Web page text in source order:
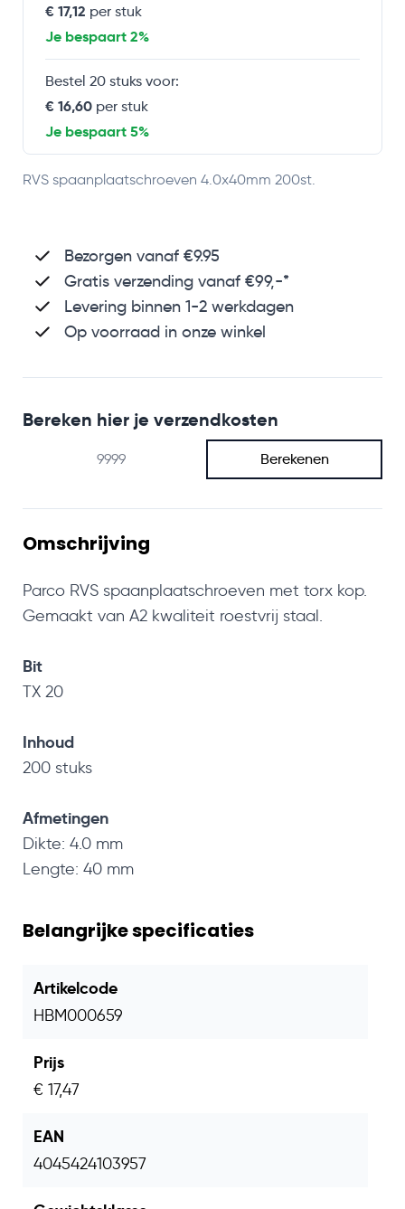
€ 17,12 per stuk
Je bespaart 2%
Bestel 20 stuks voor:
€ 16,60 per stuk
Je bespaart 5%
RVS spaanplaatschroeven 4.0x40mm 200st.
Bezorgen vanaf €9.95
Gratis verzending vanaf €99,-*
Levering binnen 1-2 werkdagen
Op voorraad in onze winkel
Bereken hier je verzendkosten
Berekenen
Omschrijving
Parco RVS spaanplaatschroeven met torx kop.
Gemaakt van A2 kwaliteit roestvrij staal.
Bit
TX 20
Inhoud
200 stuks
Afmetingen
Dikte: 4.0 mm
Lengte: 40 mm
Belangrijke specificaties
Artikelcode
HBM000659
Prijs
€ 17,47
EAN
4045424103957